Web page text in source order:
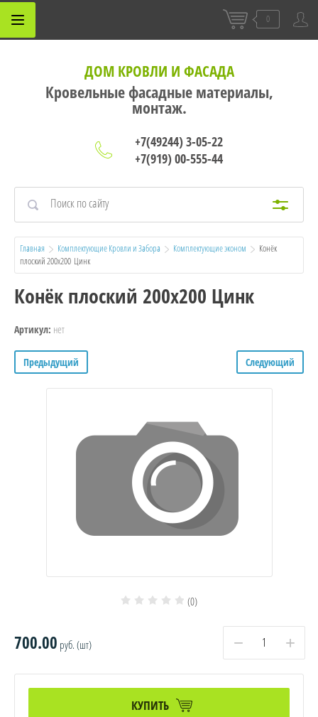
0
ДОМ КРОВЛИ И ФАСАДА
Кровельные фасадные материалы,
монтаж.
+7(49244) 3-05-22
+7(919) 00-555-44
Главная Комплектующие Кровли и Забора Комплектующие эконом
  Конёк
плоский 200х200  Цинк
Конёк плоский 200х200 Цинк
Артикул: нет
Предыдущий Следующий
(0)
700.00 руб. (шт) − +
КУПИТЬ